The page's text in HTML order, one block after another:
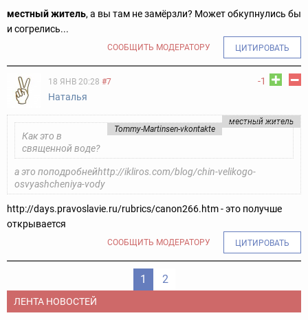
местный житель, а вы там не замёрзли? Может обкупнулись бы
и согрелись...
СООБЩИТЬ МОДЕРАТОРУ ЦИТИРОВАТЬ
-1
18 ЯНВ 20:28 #7
Наталья
местный житель
Tommy-Martinsen-vkontakte
Как это в
священной воде?
а это поподробнейhttp://ikliros.com/blog/chin-velikogo-
osvyashcheniya-vody
http://days.pravoslavie.ru/rubrics/canon266.htm - это получше
открывается
СООБЩИТЬ МОДЕРАТОРУ ЦИТИРОВАТЬ
1 2
ЛЕНТА НОВОСТЕЙ